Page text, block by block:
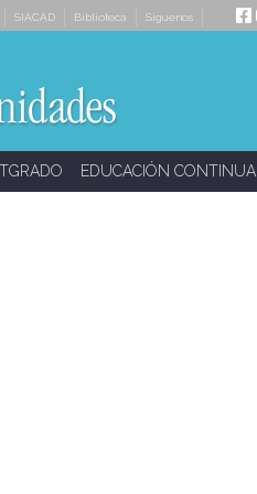
SIACAD Biblioteca Síguenos
EDUCACIÓN CONTINUA